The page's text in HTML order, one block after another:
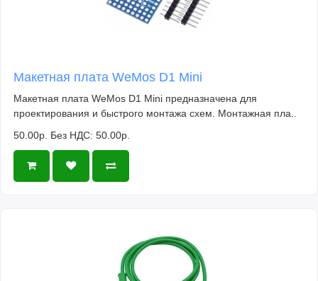
Макетная плата WeMos D1 Mini
Макетная плата WeMos D1 Mini предназначена для
проектирования и быстрого монтажа схем. Монтажная пла..
50.00р. Без НДС: 50.00р.